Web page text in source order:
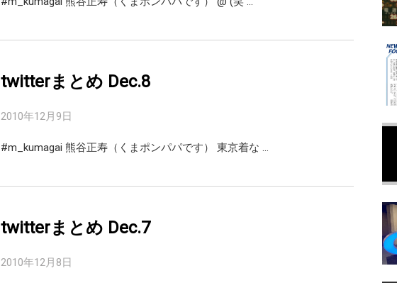
twitterまとめ Dec.8
2010年12月9日
#m_kumagai 熊谷正寿（くまポンパパです） 東京着な …
twitterまとめ Dec.7
2010年12月8日